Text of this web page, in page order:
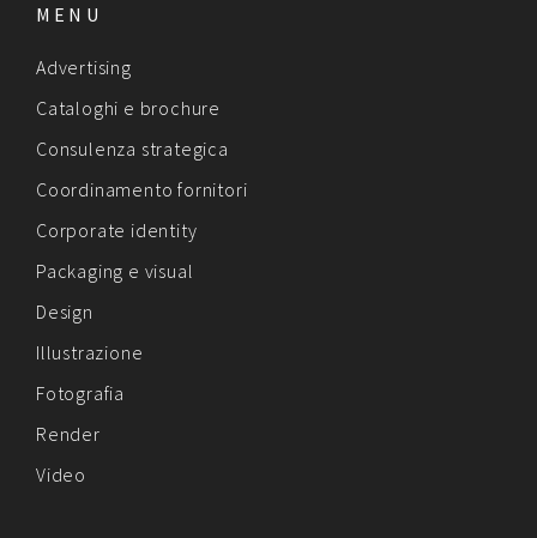
MENU
Advertising
Cataloghi e brochure
Consulenza strategica
Coordinamento fornitori
Corporate identity
Packaging e visual
Design
Illustrazione
Fotografia
Render
Video